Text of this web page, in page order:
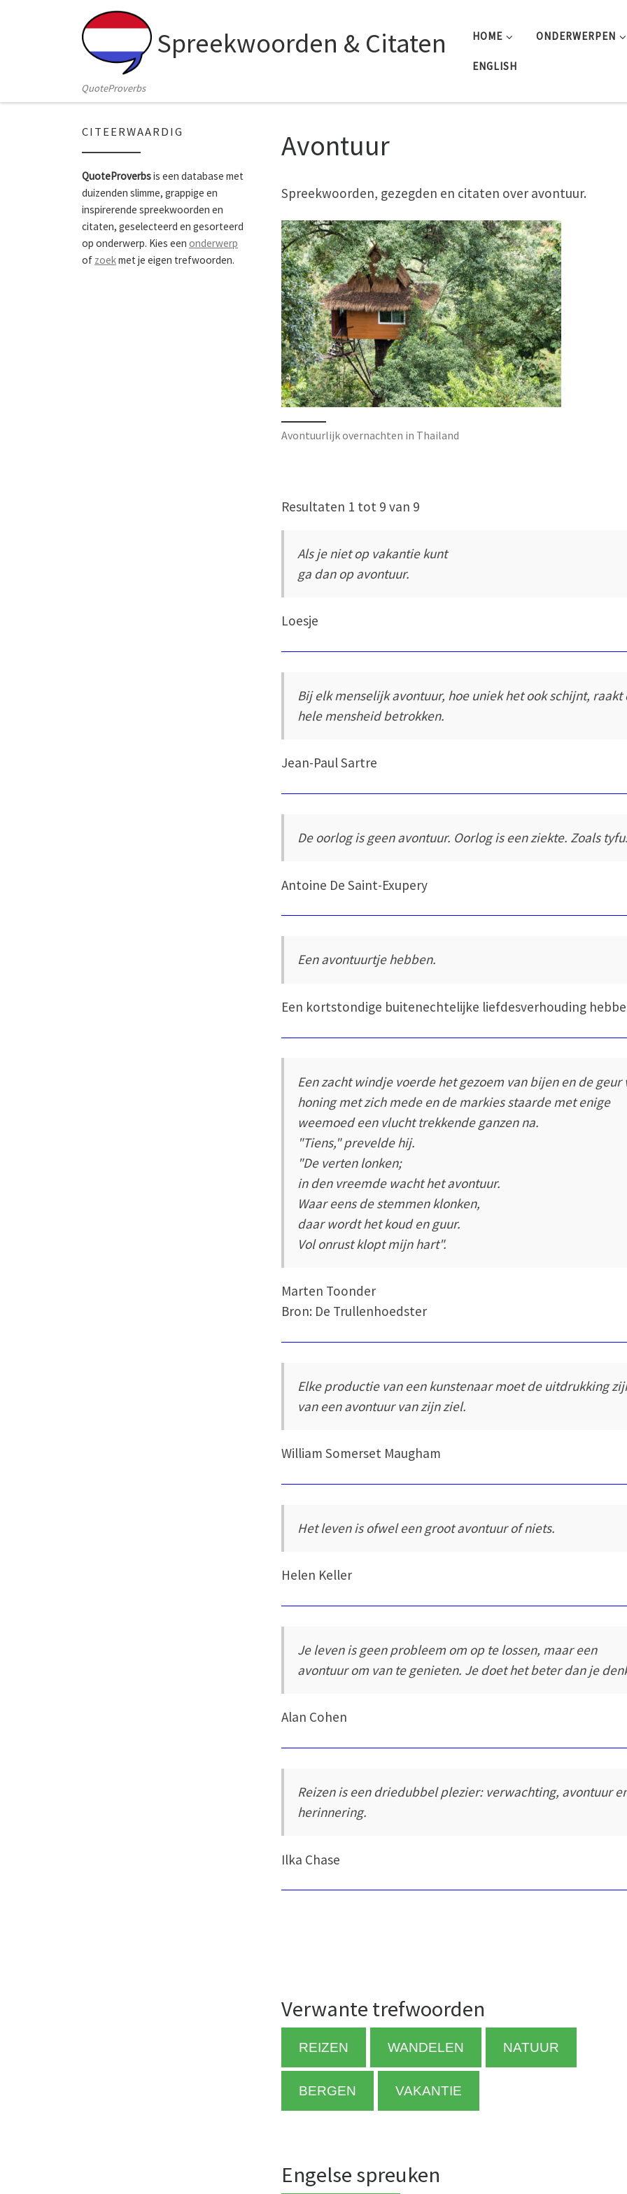
Skip to content
Spreekwoorden & Citaten
QuoteProverbs
HOME ONDERWERPEN
ENGLISH
Avontuur
Spreekwoorden, gezegden en citaten over avontuur.
Avontuurlijk overnachten in Thailand
Resultaten 1 tot 9 van 9
Als je niet op vakantie kunt
ga dan op avontuur.
Loesje
Bij elk menselijk avontuur, hoe uniek het ook schijnt, raakt
hele mensheid betrokken.
Jean-Paul Sartre
De oorlog is geen avontuur. Oorlog is een ziekte. Zoals
Antoine De Saint-Exupery
Een avontuurtje hebben.
Een kortstondige buitenechtelijke liefdesverhouding
Een zacht windje voerde het gezoem van bijen en de geur
honing met zich mede en de markies staarde met enige
weemoed een vlucht trekkende ganzen na.
"Tiens," prevelde hij.
"De verten lonken;
in den vreemde wacht het avontuur.
Waar eens de stemmen klonken,
daar wordt het koud en guur.
Vol onrust klopt mijn hart".
Marten Toonder
Bron: De Trullenhoedster
Elke productie van een kunstenaar moet de uitdrukking
van een avontuur van zijn ziel.
William Somerset Maugham
Het leven is ofwel een groot avontuur of niets.
Helen Keller
Je leven is geen probleem om op te lossen, maar een
avontuur om van te genieten. Je doet het beter dan je
Alan Cohen
Reizen is een driedubbel plezier: verwachting, avontuur
herinnering.
Ilka Chase
Verwante trefwoorden
REIZEN WANDELEN NATUUR
BERGEN VAKANTIE
Engelse spreuken
CITEERWAARDIG
QuoteProverbsis een database met
duizenden slimme, grappige en
inspirerende spreekwoorden en
citaten, geselecteerd en gesorteerd
op onderwerp. Kies een onderwerp
of zoekmet je eigen trefwoorden.